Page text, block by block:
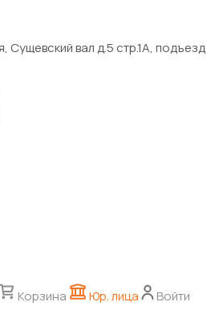
Сущевский вал д.5 стр.1А, подъезд
Корзина Юр. лица
Войти